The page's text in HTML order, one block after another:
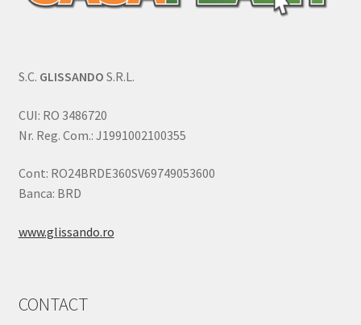
S.C. GLISSANDO S.R.L.
CUI: RO 3486720
Nr. Reg. Com.: J1991002100355
Cont: RO24BRDE360SV69749053600
Banca: BRD
www.glissando.ro
CONTACT